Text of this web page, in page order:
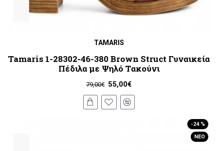
TAMARIS
Tamaris 1-28302-46-380 Brown Struct Γυναικεία
Πέδιλα με Ψηλό Τακούνι
55,00€
79,00€
ΝΈΟ
-24 %